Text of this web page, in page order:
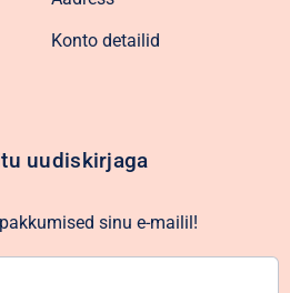
Konto detailid
uudiskirjaga
sinu e-mailil!